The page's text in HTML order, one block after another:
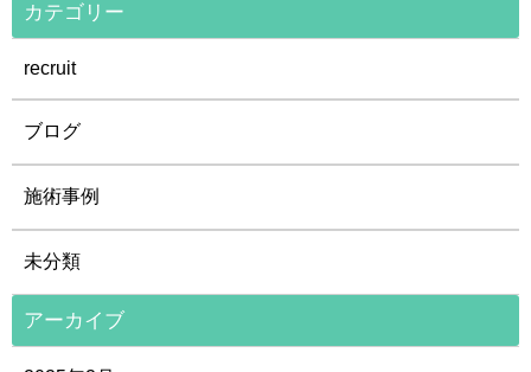
カテゴリー
recruit
ブログ
施術事例
未分類
アーカイブ